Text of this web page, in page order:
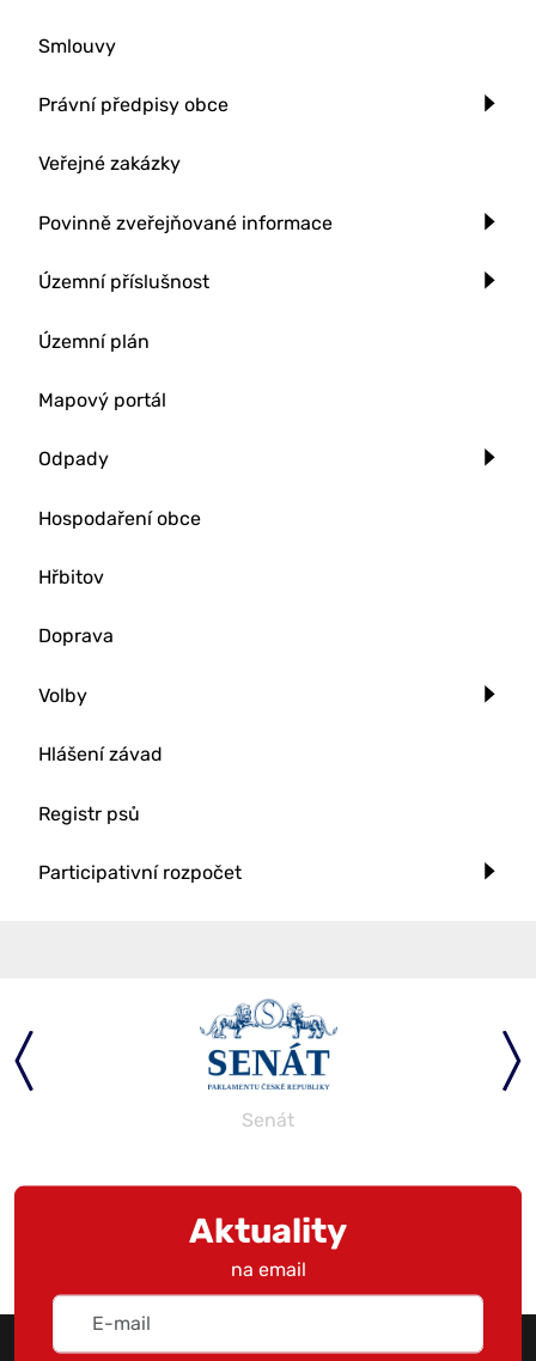
Smlouvy
Právní předpisy obce
Veřejné zakázky
Povinně zveřejňované informace
Územní příslušnost
Územní plán
Mapový portál
Odpady
Hospodaření obce
Hřbitov
Doprava
Volby
Hlášení závad
Registr psů
Participativní rozpočet
Senát
Aktuality
na email